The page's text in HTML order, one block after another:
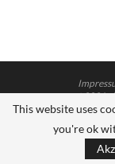
@2021 -
Soledad
This website uses
you're ok